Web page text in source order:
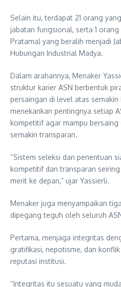
Selain itu, terdapat 21 orang
jabatan fungsional, serta 1
Pratama) yang beralih menjadi
Hubungan Industrial Madya.
Dalam arahannya, Menaker
struktur karier ASN berbentuk
persaingan di level atas semakin
menekankan pentingnya setiap
kompetitif agar mampu
semakin transparan.
“Sistem seleksi dan penentuan
kompetitif dan transparan
merit ke depan,” ujar Yassierli.
Menaker juga menyampaikan
dipegang teguh oleh seluruh
Pertama, menjaga integritas
gratifikasi, nepotisme, dan
reputasi institusi.
“Integritas itu sesuatu yang